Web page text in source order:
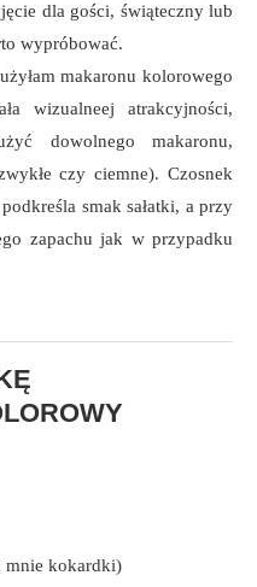
dla gości, świąteczny lub
wypróbować.
makaronu kolorowego
wizualneej atrakcyjności,
dowolnego makaronu,
czy ciemne). Czosnek
smak sałatki, a przy
zapachu jak w przypadku
mnie kokardki)